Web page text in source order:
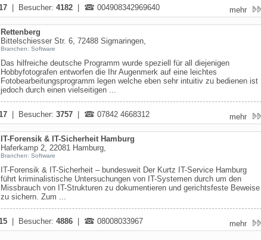
| Besucher: 4182 004908342969640 mehr
Rettenberg
Bittelschiesser Str. 6, 72488 Sigmaringen,
Branchen: Software
Das hilfreiche deutsche Programm wurde speziell für all diejenigen
Hobbyfotografen entworfen die Ihr Augenmerk auf eine leichtes
Fotobearbeitungsprogramm legen welche eben sehr intuitiv zu bedienen ist
jedoch durch einen vielseitigen ...
| Besucher: 3757 07842 4668312 mehr
IT-Forensik & IT-Sicherheit Hamburg
Haferkamp 2, 22081 Hamburg,
Branchen: Software
IT-Forensik & IT-Sicherheit – bundesweit Der Kurtz IT-Service Hamburg
führt kriminalistische Untersuchungen von IT-Systemen durch um den
Missbrauch von IT-Strukturen zu dokumentieren und gerichtsfeste Beweise
zu sichern. Zum ...
| Besucher: 4886 08008033967 mehr